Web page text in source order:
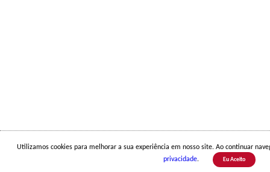
Utilizamos cookies para melhorar a sua experiência em nosso site. Ao continuar
privacidade. Eu Aceito